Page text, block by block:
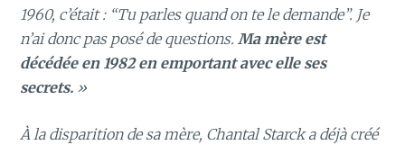
1960, c’était : “Tu parles quand on te le demande”. Je
n’ai donc pas posé de questions. Ma mère est
décédée en 1982 en emportant avec elle ses
secrets. »
À la disparition de sa mère, Chantal Starck a déjà créé